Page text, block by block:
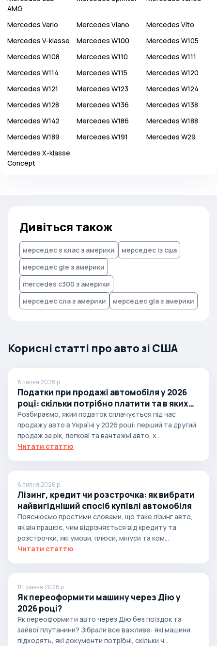
AMG
Mercedes Vario Mercedes Viano Mercedes Vito
Mercedes V-klasse Mercedes W100 Mercedes W105
Mercedes W108 Mercedes W110 Mercedes W111
Mercedes W114 Mercedes W115 Mercedes W120
Mercedes W121 Mercedes W123 Mercedes W124
Mercedes W128 Mercedes W136 Mercedes W138
Mercedes W142 Mercedes W186 Mercedes W188
Mercedes W189 Mercedes W191 Mercedes W29
Mercedes X-klasse
Concept
Дивіться також
мерседес s клас з америки
мерседес із сша
мерседес gle з америки
mercedes c300 з америки
мерседес сла з америки
мерседес gla з америки
Корисні статті про авто зі США
8 липня 2026 р.
Податки при продажі автомобіля у 2026
році: скільки потрібно платити та в яких
випадках
Розбираємо, який податок сплачується під час
продажу авто в Україні у 2026 році: перший та другий
продаж за рік, легкові та вантажні авто, х...
Читати статтю
6 липня 2026 р.
Лізинг, кредит чи розстрочка: як вибрати
найвигідніший спосіб купівлі автомобіля
Пояснюємо простими словами, що таке лізинг авто,
як він працює, чим відрізняється від кредиту та
розстрочки, які умови, плюси, мінуси та ком...
Читати статтю
11 травня 2026 р.
Як переоформити машину через Дію у
2026 році?
Як переоформити авто через Дію без поїздок та
зайвої плутанини? Зібрали все важливе: які машини
підходять, які документи потрібні, скільки ч...